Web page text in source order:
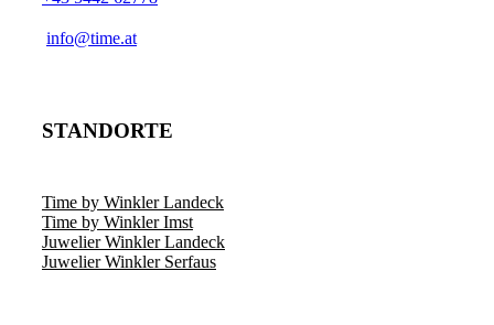
info@time.at
STANDORTE
Time by Winkler Landeck
Time by Winkler Imst
Juwelier Winkler Landeck
Juwelier Winkler Serfaus